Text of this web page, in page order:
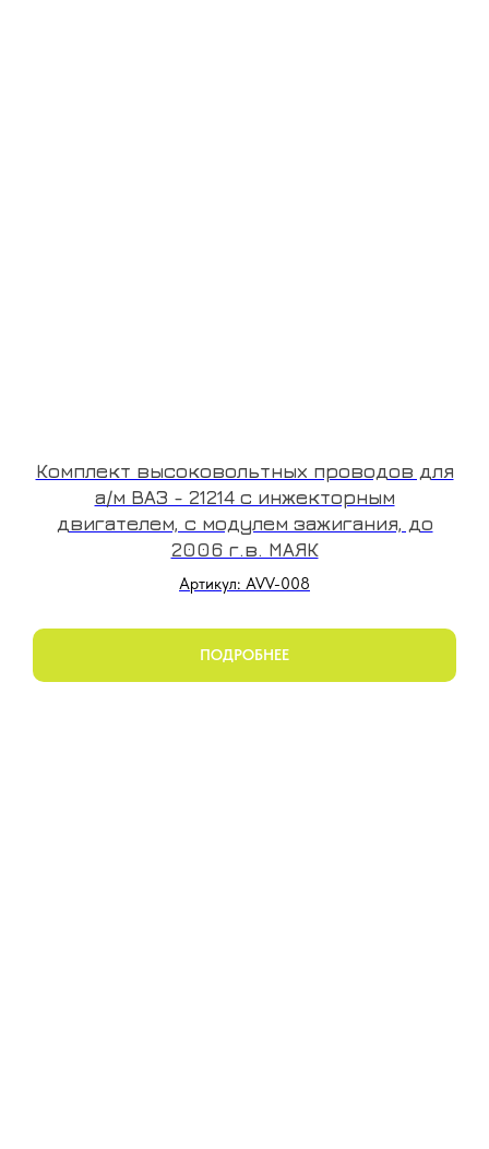
Комплект высоковольтных проводов для
а/м ВАЗ - 21214 с инжекторным
двигателем, с модулем зажигания, до
2006 г.в. МАЯК
Артикул: AVV-008
ПОДРОБНЕЕ